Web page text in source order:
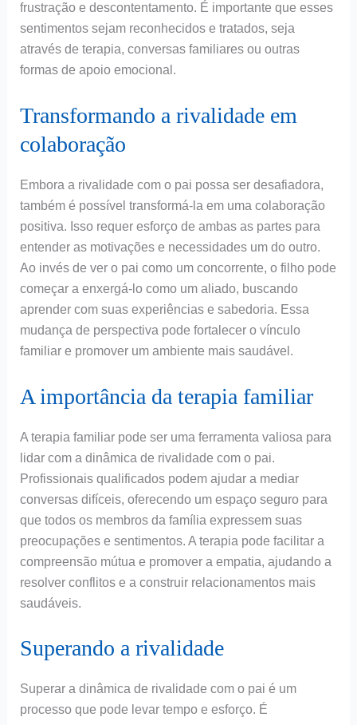
frustração e descontentamento. É importante que esses
sentimentos sejam reconhecidos e tratados, seja
através de terapia, conversas familiares ou outras
formas de apoio emocional.
Transformando a rivalidade em
colaboração
Embora a rivalidade com o pai possa ser desafiadora,
também é possível transformá-la em uma colaboração
positiva. Isso requer esforço de ambas as partes para
entender as motivações e necessidades um do outro.
Ao invés de ver o pai como um concorrente, o filho pode
começar a enxergá-lo como um aliado, buscando
aprender com suas experiências e sabedoria. Essa
mudança de perspectiva pode fortalecer o vínculo
familiar e promover um ambiente mais saudável.
A importância da terapia familiar
A terapia familiar pode ser uma ferramenta valiosa para
lidar com a dinâmica de rivalidade com o pai.
Profissionais qualificados podem ajudar a mediar
conversas difíceis, oferecendo um espaço seguro para
que todos os membros da família expressem suas
preocupações e sentimentos. A terapia pode facilitar a
compreensão mútua e promover a empatia, ajudando a
resolver conflitos e a construir relacionamentos mais
saudáveis.
Superando a rivalidade
Superar a dinâmica de rivalidade com o pai é um
processo que pode levar tempo e esforço. É